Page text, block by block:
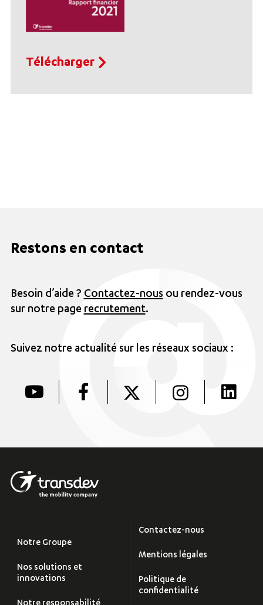
Télécharger
Restons en contact
Besoin d’aide ? Contactez-nous ou rendez-vous
sur notre page recrutement.
Suivez notre actualité sur les réseaux sociaux :
Notre Groupe
Nos solutions et
innovations
Contactez-nous
Mentions légales
Politique de
confidentialité